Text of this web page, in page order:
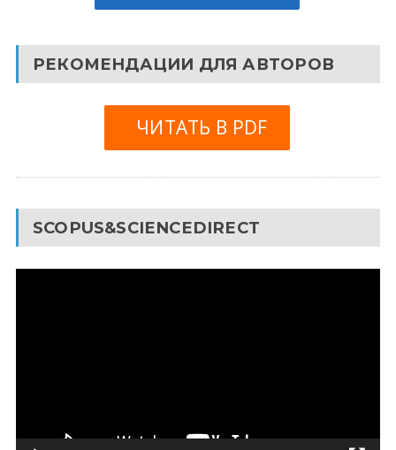
РЕКОМЕНДАЦИИ ДЛЯ АВТОРОВ
ЧИТАТЬ В PDF
SCOPUS&SCIENCEDIRECT